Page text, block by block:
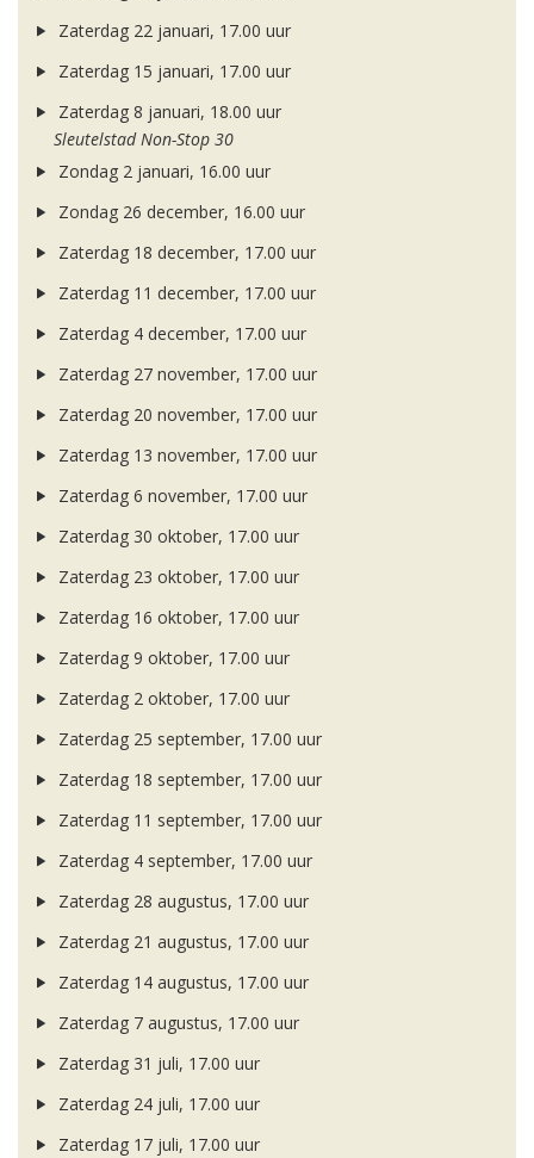
Zaterdag 22 januari, 17.00 uur
Zaterdag 15 januari, 17.00 uur
Zaterdag 8 januari, 18.00 uur
Sleutelstad Non-Stop 30
Zondag 2 januari, 16.00 uur
Zondag 26 december, 16.00 uur
Zaterdag 18 december, 17.00 uur
Zaterdag 11 december, 17.00 uur
Zaterdag 4 december, 17.00 uur
Zaterdag 27 november, 17.00 uur
Zaterdag 20 november, 17.00 uur
Zaterdag 13 november, 17.00 uur
Zaterdag 6 november, 17.00 uur
Zaterdag 30 oktober, 17.00 uur
Zaterdag 23 oktober, 17.00 uur
Zaterdag 16 oktober, 17.00 uur
Zaterdag 9 oktober, 17.00 uur
Zaterdag 2 oktober, 17.00 uur
Zaterdag 25 september, 17.00 uur
Zaterdag 18 september, 17.00 uur
Zaterdag 11 september, 17.00 uur
Zaterdag 4 september, 17.00 uur
Zaterdag 28 augustus, 17.00 uur
Zaterdag 21 augustus, 17.00 uur
Zaterdag 14 augustus, 17.00 uur
Zaterdag 7 augustus, 17.00 uur
Zaterdag 31 juli, 17.00 uur
Zaterdag 24 juli, 17.00 uur
Zaterdag 17 juli, 17.00 uur